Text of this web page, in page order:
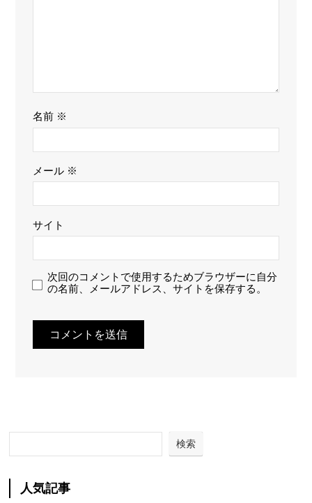
名前 ※
メール ※
サイト
次回のコメントで使用するためブラウザーに自分
の名前、メールアドレス、サイトを保存する。
検索
人気記事